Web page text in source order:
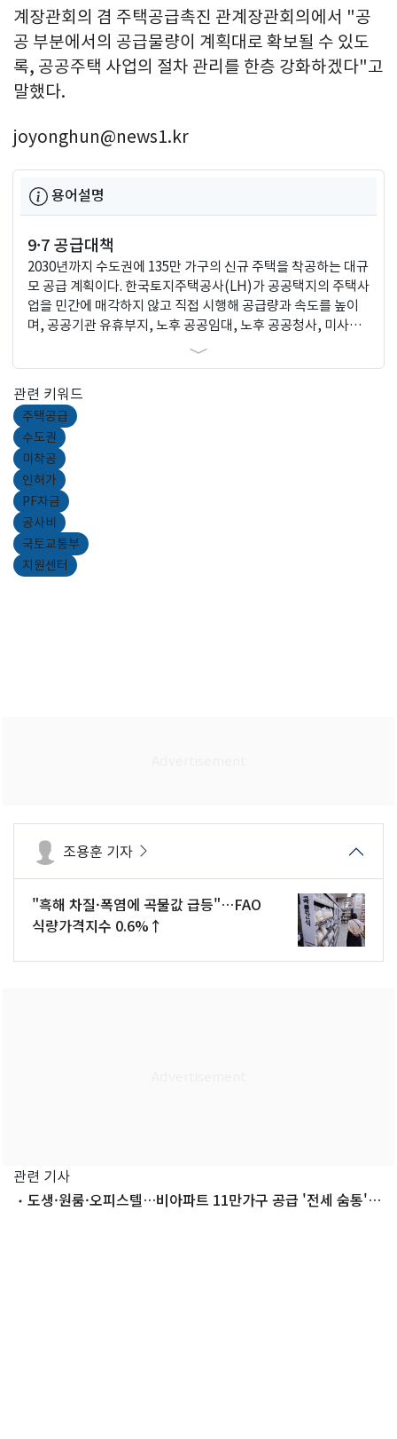
계장관회의 겸 주택공급촉진 관계장관회의에서 "공
공 부분에서의 공급물량이 계획대로 확보될 수 있도
록, 공공주택 사업의 절차 관리를 한층 강화하겠다"고
말했다.
joyonghun@news1.kr
용어설명
9·7 공급대책
2030년까지 수도권에 135만 가구의 신규 주택을 착공하는 대규
모 공급 계획이다. 한국토지주택공사(LH)가 공공택지의 주택사
업을 민간에 매각하지 않고 직접 시행해 공급량과 속도를 높이
며, 공공기관 유휴부지, 노후 공공임대, 노후 공공청사, 미사용
학교 용지 등 도심 내 다양한 부지를 적극 활용해 주택 공급을 확
대하는 것이 핵심이다.
관련 키워드
주택공급
수도권
미착공
인허가
PF자금
공사비
국토교통부
지원센터
조용훈 기자
"흑해 차질·폭염에 곡물값 급등"…FAO
식량가격지수 0.6%↑
관련 기사
도생·원룸·오피스텔…비아파트 11만가구 공급 '전세 숨통'